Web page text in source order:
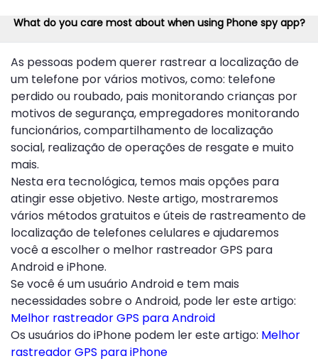
What do you care most about when using Phone spy app?
As pessoas podem querer rastrear a localização de
um telefone por vários motivos, como: telefone
perdido ou roubado, pais monitorando crianças por
motivos de segurança, empregadores monitorando
funcionários, compartilhamento de localização
social, realização de operações de resgate e muito
mais.
Nesta era tecnológica, temos mais opções para
atingir esse objetivo. Neste artigo, mostraremos
vários métodos gratuitos e úteis de rastreamento de
localização de telefones celulares e ajudaremos
você a escolher o melhor rastreador GPS para
Android e iPhone.
Se você é um usuário Android e tem mais
necessidades sobre o Android, pode ler este artigo:
Melhor rastreador GPS para Android
Os usuários do iPhone podem ler este artigo: Melhor
rastreador GPS para iPhone